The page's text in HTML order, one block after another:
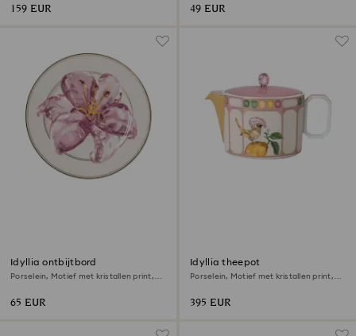
159 EUR 49 EUR
Idyllia ontbijtbord
Porselein, Motief met kristallen print,
65 EUR
Idyllia theepot
Porselein, Motief met kristallen print,
395 EUR